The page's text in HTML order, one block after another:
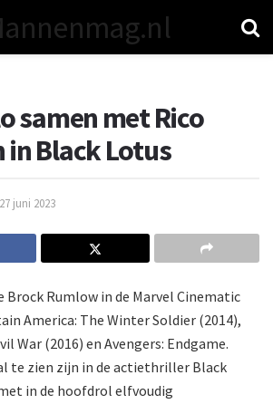
samen met Rico
in Black Lotus
27 juni 2023
Brock Rumlow in de Marvel Cinematic
America: The Winter Soldier (2014),
War (2016) en Avengers: Endgame.
te zien zijn in de actiethriller Black
in de hoofdrol elfvoudig